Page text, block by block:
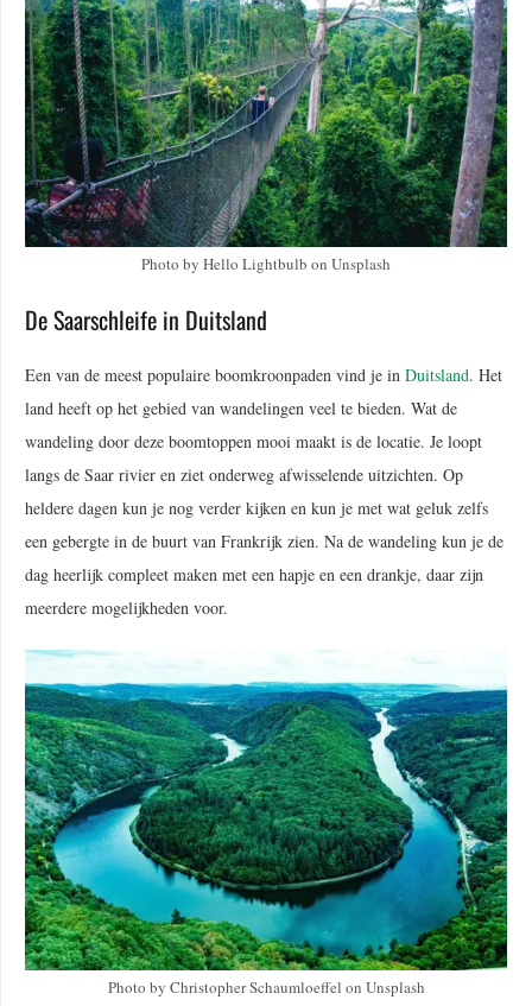
Photo by Hello Lightbulb on Unsplash
De Saarschleife in Duitsland
Een van de meest populaire boomkroonpaden vind je in Duitsland. Het
land heeft op het gebied van wandelingen veel te bieden. Wat de
wandeling door deze boomtoppen mooi maakt is de locatie. Je loopt
langs de Saar rivier en ziet onderweg afwisselende uitzichten. Op
heldere dagen kun je nog verder kijken en kun je met wat geluk zelfs
een gebergte in de buurt van Frankrijk zien. Na de wandeling kun je de
dag heerlijk compleet maken met een hapje en een drankje, daar zijn
meerdere mogelijkheden voor.
Photo by Christopher Schaumloeffel on Unsplash